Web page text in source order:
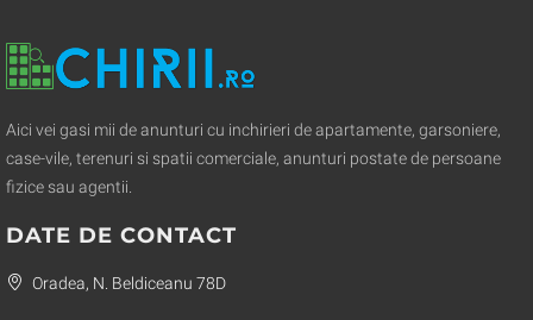
Aici vei gasi mii de anunturi cu inchirieri de apartamente, garsoniere,
case-vile, terenuri si spatii comerciale, anunturi postate de persoane
fizice sau agentii.
DATE DE CONTACT
Oradea, N. Beldiceanu 78D